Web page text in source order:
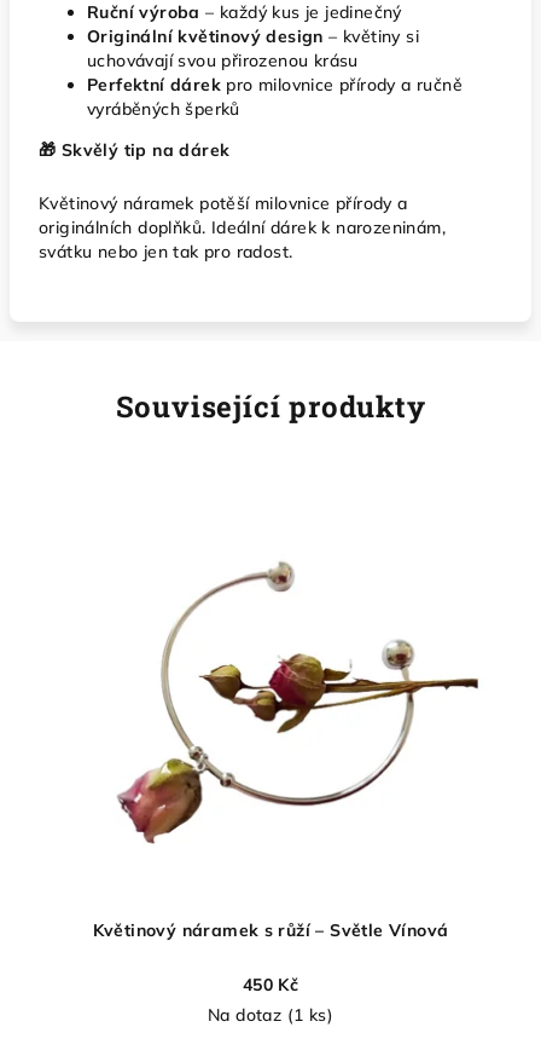
Ruční výroba – každý kus je jedinečný
Originální květinový design – květiny si
uchovávají svou přirozenou krásu
Perfektní dárek pro milovnice přírody a ručně
vyráběných šperků
🎁 Skvělý tip na dárek
Květinový náramek potěší milovnice přírody a
originálních doplňků. Ideální dárek k narozeninám,
svátku nebo jen tak pro radost.
Související produkty
Květinový náramek s růží – Světle Vínová
450 Kč
Na dotaz (1 ks)